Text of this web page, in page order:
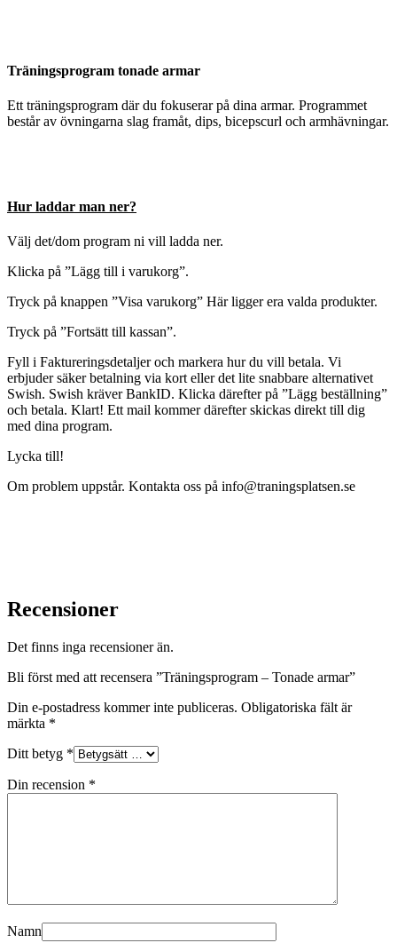
Träningsprogram tonade armar
Ett träningsprogram där du fokuserar på dina armar. Programmet
består av övningarna slag framåt, dips, bicepscurl och armhävningar.
Hur laddar man ner?
Välj det/dom program ni vill ladda ner.
Klicka på ”Lägg till i varukorg”.
Tryck på knappen ”Visa varukorg” Här ligger era valda produkter.
Tryck på ”Fortsätt till kassan”.
Fyll i Faktureringsdetaljer och markera hur du vill betala. Vi
erbjuder säker betalning via kort eller det lite snabbare alternativet
Swish. Swish kräver BankID. Klicka därefter på ”Lägg beställning”
och betala. Klart! Ett mail kommer därefter skickas direkt till dig
med dina program.
Lycka till!
Om problem uppstår. Kontakta oss på info@traningsplatsen.se
Recensioner
Det finns inga recensioner än.
Bli först med att recensera ”Träningsprogram – Tonade armar”
Din e-postadress kommer inte publiceras. Obligatoriska fält är
märkta *
Ditt betyg *
Din recension *
Namn